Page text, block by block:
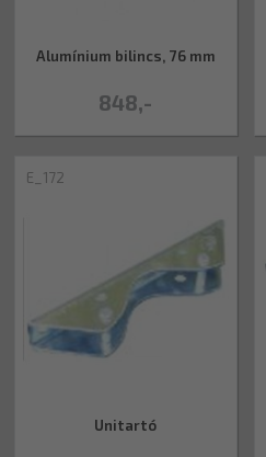
848,-
Alumínium bilincs, 76 mm
E_172
Unitartó